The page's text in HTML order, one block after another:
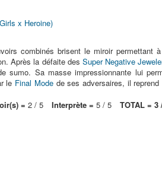
x Heroine)
combinés brisent le miroir permettant
Après la défaite des Super Negative
sumo. Sa masse impressionnante lui
le Final Modede ses adversaires, il reprend
= 2 / 5 Interprète = 5 / 5
TOTAL = 3